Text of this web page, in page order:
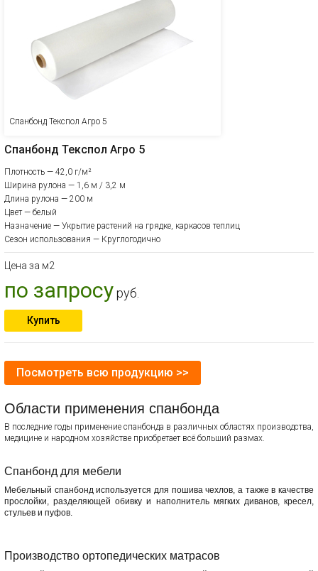
Спанбонд Текспол Агро 5
Спанбонд Текспол Агро 5
Плотность — 42,0 г/м²
Ширина рулона — 1,6 м / 3,2 м
Длина рулона — 200 м
Цвет — белый
Назначение — Укрытие растений на грядке, каркасов теплиц
Сезон использования — Круглогодично
Цена за м2
по запросуруб.
Купить
Посмотреть всю продукцию >>
Области применения спанбонда
В последние годы применение спанбонда в различных областях производства,
медицине и народном хозяйстве приобретает всё больший размах.
Спанбонд для мебели
Мебельный спанбонд используется для пошива чехлов, а также в качестве
прослойки, разделяющей обивку и наполнитель мягких диванов, кресел,
стульев и пуфов.
Производство ортопедических матрасов